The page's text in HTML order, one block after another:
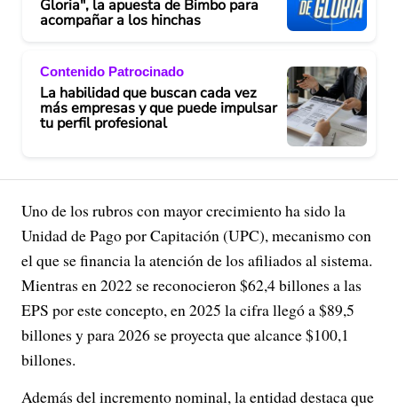
Gloria", la apuesta de Bimbo para
acompañar a los hinchas
Contenido Patrocinado
La habilidad que buscan cada vez
más empresas y que puede impulsar
tu perfil profesional
Uno de los rubros con mayor crecimiento ha sido la
Unidad de Pago por Capitación (UPC), mecanismo con
el que se financia la atención de los afiliados al sistema.
Mientras en 2022 se reconocieron $62,4 billones a las
EPS por este concepto, en 2025 la cifra llegó a $89,5
billones y para 2026 se proyecta que alcance $100,1
billones.
Además del incremento nominal, la entidad destaca que